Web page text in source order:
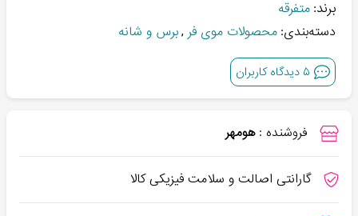
برند: متفرقه
دسته‌بندی: محصولات موی فر ,برس و شانه
۵ دیدگاه کاربران
فروشنده : هومهر
گارانتی اصالت و سلامت فیزیکی کالا